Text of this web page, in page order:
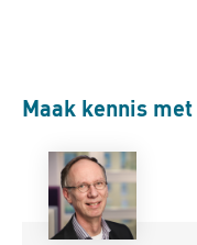
Maak kennis met